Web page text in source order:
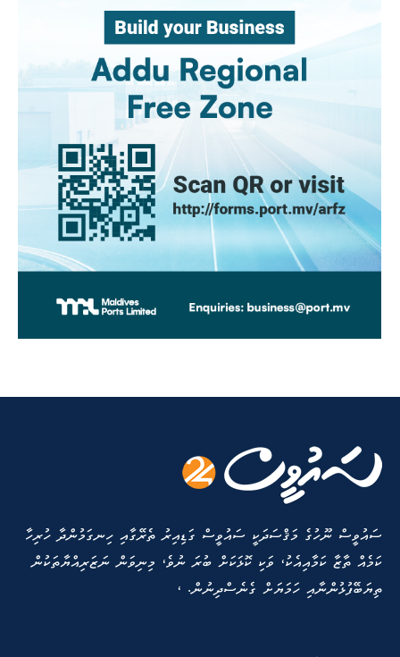
ސައުވީސް ނޫހުގެ މަޤްސަދަކީ ސައުވީސް ގަޑިއިރު ތެރޭގާއި ހިނގަމުންދާ ހުރިހާ
ކަމެއް ތާޒާ ކަމާއިއެކު، ވަކި ކޮޅަކަށް ބުރަ ނުވެ، މިނިވަން ނަޒަރިއްޔާތަކުން
ތިޔަބޭފުޅުންނާއި ހަމަޔަށް ގެނެސްދިނުން. ،